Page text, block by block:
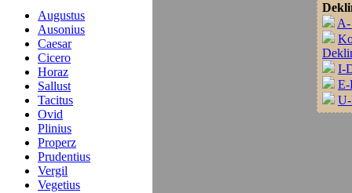
Augustus
Ausonius
Caesar
Cicero
Horaz
Sallust
Tacitus
Ovid
Plinius
Properz
Prudentius
Vergil
Vegetius
A-
I-
E-